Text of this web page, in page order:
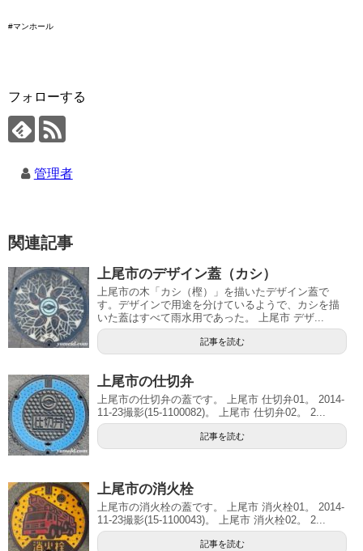
#マンホール
フォローする
管理者
関連記事
上尾市のデザイン蓋（カシ）
上尾市の木「カシ（樫）」を描いたデザイン蓋で
す。デザインで用途を分けているようで、カシを描
いた蓋はすべて雨水用であった。 上尾市 デザ...
記事を読む
上尾市の仕切弁
上尾市の仕切弁の蓋です。 上尾市 仕切弁01。 2014-
11-23撮影(15-1100082)。 上尾市 仕切弁02。 2...
記事を読む
上尾市の消火栓
上尾市の消火栓の蓋です。 上尾市 消火栓01。 2014-
11-23撮影(15-1100043)。 上尾市 消火栓02。 2...
記事を読む